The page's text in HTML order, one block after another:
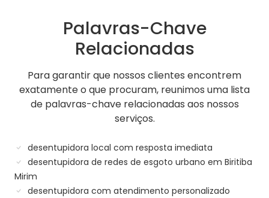
Palavras-Chave
Relacionadas
Para garantir que nossos clientes encontrem
exatamente o que procuram, reunimos uma lista
de palavras-chave relacionadas aos nossos
serviços.
desentupidora local com resposta imediata
desentupidora de redes de esgoto urbano em Biritiba
Mirim
desentupidora com atendimento personalizado